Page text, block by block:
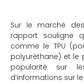
Sur le marché
rapport souligne
comme le TPU
polyuréthane) et le
popularité sur
d’informations sur